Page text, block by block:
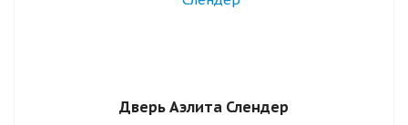
Дверь Аэлита Слендер